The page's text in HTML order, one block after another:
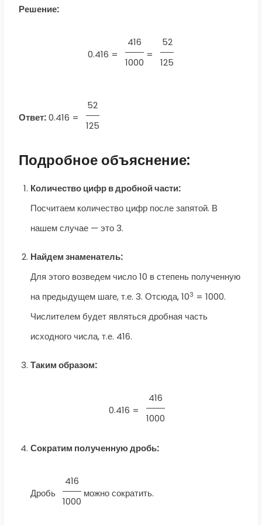
Решение:
0.416 =
416
1000
=
52
125
Ответ: 0.416 =
52
125
Подробное объяснение:
Количество цифр в дробной части:
Посчитаем количество цифр после запятой. В
нашем случае — это 3.
Найдем знаменатель:
Для этого возведем число 10 в степень полученную
на предыдущем шаге, т.е. 3. Отсюда, 103 = 1000.
Числителем будет являться дробная часть
исходного числа, т.е. 416.
Таким образом:
0.416 =
416
1000
Сократим полученную дробь:
Дробь
416
1000
можно сократить.